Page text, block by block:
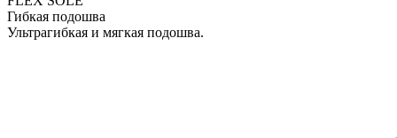
Гибкая подошва
Ультрагибкая и мягкая подошва.